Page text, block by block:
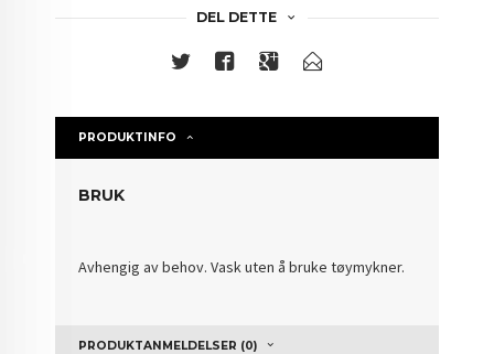
DEL DETTE
PRODUKTINFO
BRUK
Avhengig av behov. Vask uten å bruke tøymykner.
PRODUKTANMELDELSER (0)